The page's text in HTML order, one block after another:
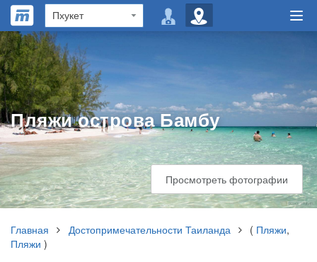
Пляжи острова Бамбу
Просмотреть фотографии
Главная Достопримечательности Таиланда ( Пляжи,
Пляжи )